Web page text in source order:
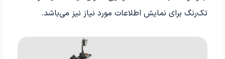
تک‌رنگ برای نمایش اطلاعات مورد نیاز نیز می‌باشد.